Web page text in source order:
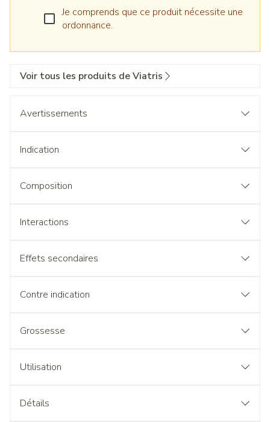
Je comprends que ce produit nécessite une
ordonnance.
Voir tous les produits de Viatris
Avertissements
Indication
Composition
Interactions
Effets secondaires
Contre indication
Grossesse
Utilisation
Détails